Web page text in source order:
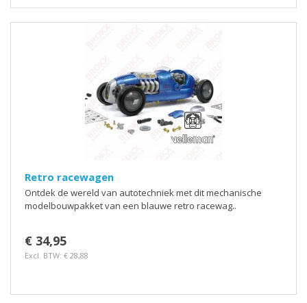
Retro racewagen
Ontdek de wereld van autotechniek met dit mechanische
modelbouwpakket van een blauwe retro racewag..
€ 34,95
Excl. BTW: € 28,88